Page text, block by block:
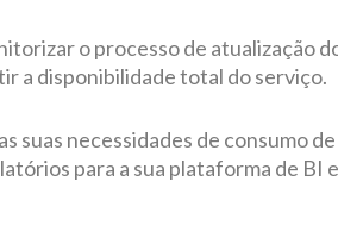
o processo de atualização
a disponibilidade total do serviço.
suas necessidades de consumo
para a sua plataforma de BI